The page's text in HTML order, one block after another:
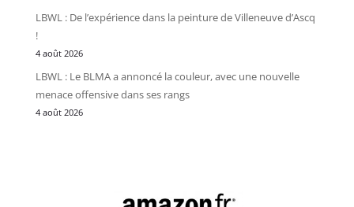
LBWL : De l’expérience dans la peinture de Villeneuve d’Ascq
!
4 août 2026
LBWL : Le BLMA a annoncé la couleur, avec une nouvelle
menace offensive dans ses rangs
4 août 2026